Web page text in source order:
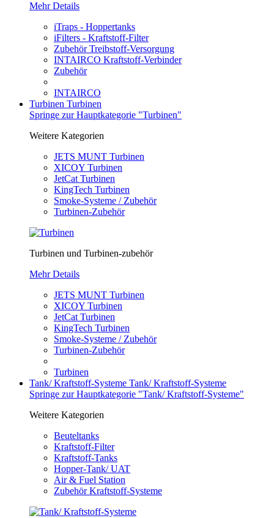
Mehr Details
iTraps - Hoppertanks
iFilters - Kraftstoff-Filter
Zubehör Treibstoff-Versorgung
INTAIRCO Kraftstoff-Verbinder
Zubehör
INTAIRCO
Turbinen Turbinen
Springe zur Hauptkategorie "Turbinen"
Weitere Kategorien
JETS MUNT Turbinen
XICOY Turbinen
JetCat Turbinen
KingTech Turbinen
Smoke-Systeme / Zubehör
Turbinen-Zubehör
Turbinen und Turbinen-zubehör
Mehr Details
JETS MUNT Turbinen
XICOY Turbinen
JetCat Turbinen
KingTech Turbinen
Smoke-Systeme / Zubehör
Turbinen-Zubehör
Turbinen
Tank/ Kraftstoff-Systeme Tank/ Kraftstoff-Systeme
Springe zur Hauptkategorie "Tank/ Kraftstoff-Systeme"
Weitere Kategorien
Beuteltanks
Kraftstoff-Filter
Kraftstoff-Tanks
Hopper-Tank/ UAT
Air & Fuel Station
Zubehör Kraftstoff-Systeme